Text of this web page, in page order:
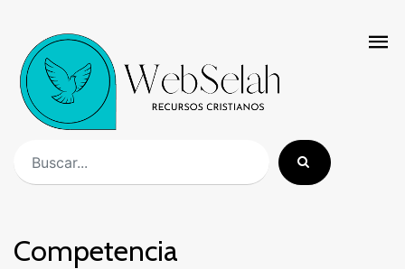
Competencia